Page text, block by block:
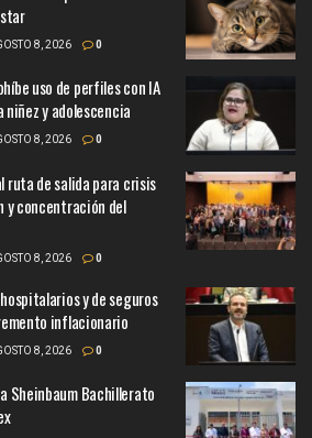
8, 2026 0
uso de perfiles con IA
y adolescencia
8, 2026 0
ruta de salida para crisis
y concentración del
8, 2026 0
y de seguros
inflacionario
8, 2026 0
Sheinbaum Bachillerato